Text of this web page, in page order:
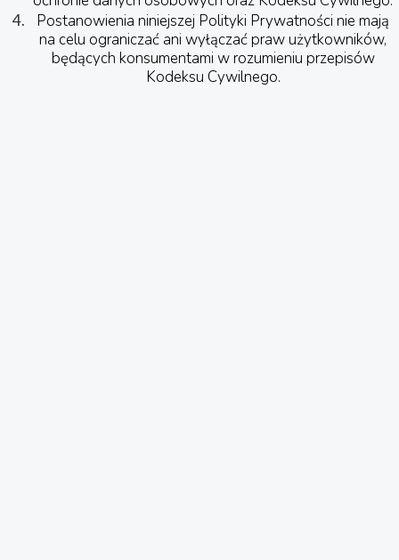
Postanowienia niniejszej Polityki Prywatności nie mają
na celu ograniczać ani wyłączać praw użytkowników,
będących konsumentami w rozumieniu przepisów
Kodeksu Cywilnego.